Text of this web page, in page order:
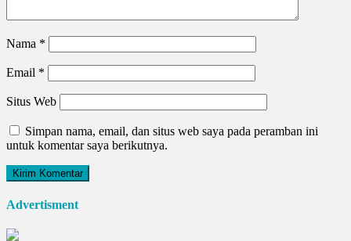
Nama *
Email *
Situs Web
Simpan nama, email, dan situs web saya pada peramban ini
untuk komentar saya berikutnya.
Advertisment